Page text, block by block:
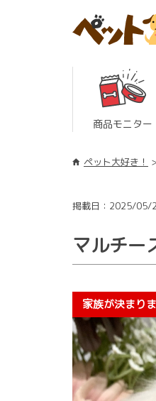
商品モニター
ペット大好き！
掲載日：2025/05/
マルチー